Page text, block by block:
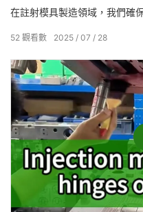
在註射模具製造領域，我們確
參數，保持良好的質量，並希
作。我們始終遵守精確和效率
滿意的合作經驗。
2025 07 28
52 觀看數